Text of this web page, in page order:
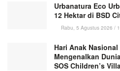
Urbanatura Eco
12 Hektar di BSD
Rabu, 5 Agustus 2026 /
Hari Anak
Mengenalkan
SOS Children’s